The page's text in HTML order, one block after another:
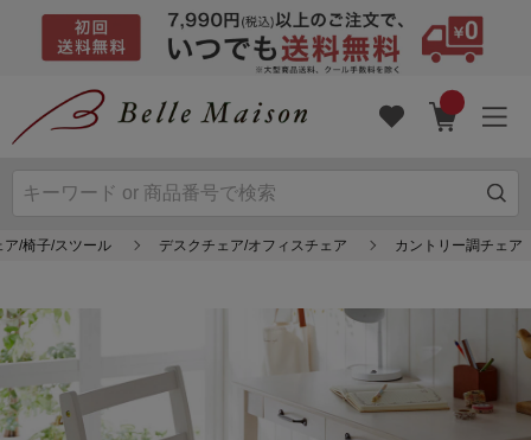
ア/椅子/スツール デスクチェア/オフィスチェア カントリー調チェア